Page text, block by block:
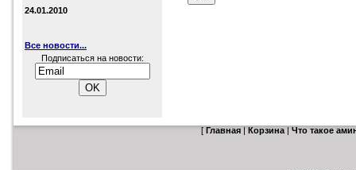
24.01.2010
Все новости...
Подписаться на новости:
[ Главная| Корзина| Что такое